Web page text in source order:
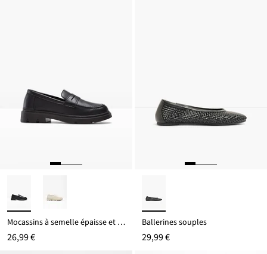
Mocassins à semelle épaisse et légère
26,99 €
Ballerines souples
29,99 €